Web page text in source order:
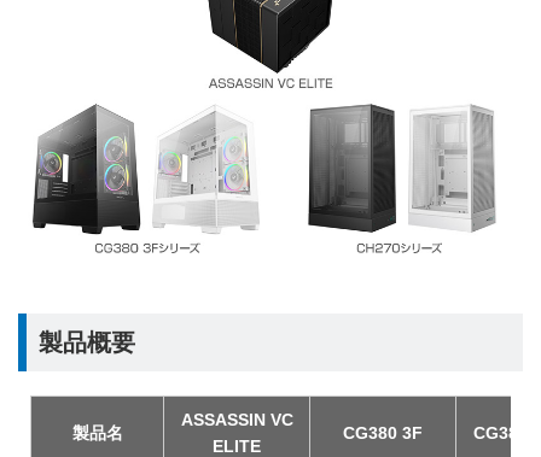
製品概要
製品名
ASSASSIN VC
ELITE
CG380 3F CG380